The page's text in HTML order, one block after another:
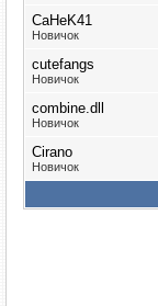
CaHeK41
Новичок
cutefangs
Новичок
combine.dll
Новичок
Cirano
Новичок